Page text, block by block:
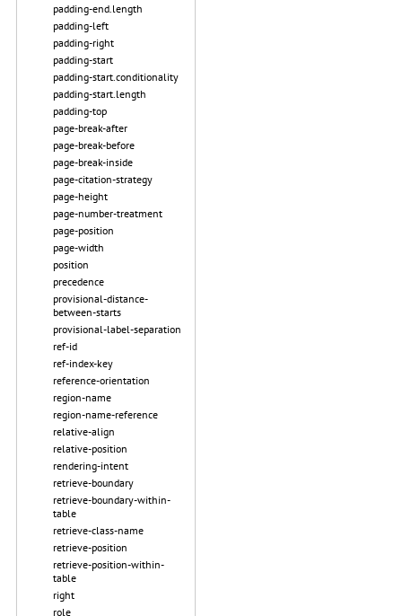
padding-end.length
padding-left
padding-right
padding-start
padding-start.conditionality
padding-start.length
padding-top
page-break-after
page-break-before
page-break-inside
page-citation-strategy
page-height
page-number-treatment
page-position
page-width
position
precedence
provisional-distance-
between-starts
provisional-label-separation
ref-id
ref-index-key
reference-orientation
region-name
region-name-reference
relative-align
relative-position
rendering-intent
retrieve-boundary
retrieve-boundary-within-
table
retrieve-class-name
retrieve-position
retrieve-position-within-
table
right
role